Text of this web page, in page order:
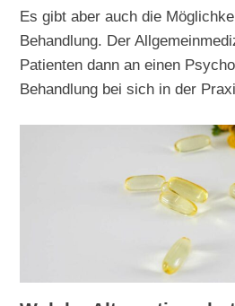
Es gibt aber auch die
Behandlung. Der
Patienten dann an einen
Behandlung bei sich in der